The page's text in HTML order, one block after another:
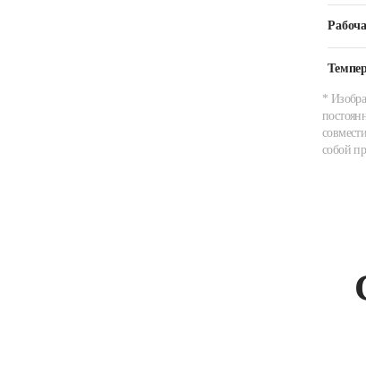
*
собой